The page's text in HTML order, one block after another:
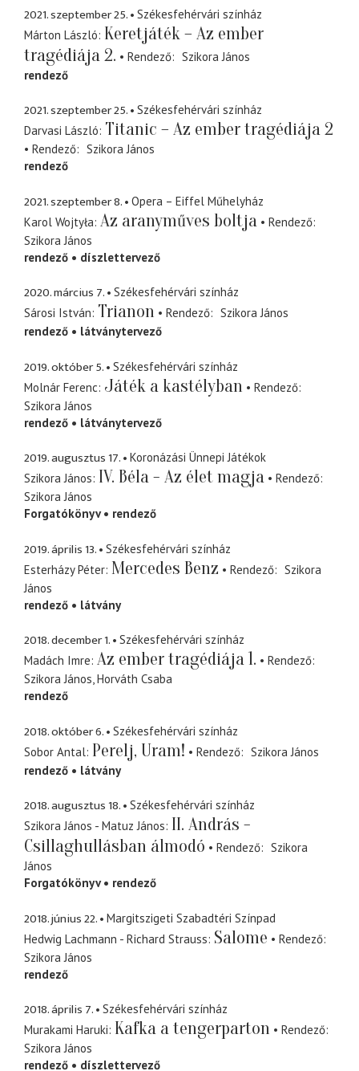
2021. szeptember 25.
Székesfehérvári színház
Márton László Keretjáték – Az ember
tragédiája 2.
Rendező
Szikora János
rendező
2021. szeptember 25.
Székesfehérvári színház
Darvasi László Titanic – Az ember tragédiája 2
Rendező
Szikora János
rendező
2021. szeptember 8.
Opera – Eiffel Műhelyház
Karol Wojtyła Az aranyműves boltja
Rendező
Szikora János
rendező
díszlettervező
2020. március 7.
Székesfehérvári színház
Sárosi István Trianon Rendező
Szikora János
rendező
látványtervező
2019. október 5.
Székesfehérvári színház
Molnár Ferenc Játék a kastélyban
Rendező
Szikora János
rendező
látványtervező
2019. augusztus 17.
Koronázási Ünnepi Játékok
Szikora János IV. Béla - Az élet magja
Rendező
Szikora János
Forgatókönyv
rendező
2019. április 13.
Székesfehérvári színház
Esterházy Péter Mercedes Benz Rendező
Szikora
János
rendező
látvány
2018. december 1.
Székesfehérvári színház
Madách Imre Az ember tragédiája 1.
Rendező
Szikora János Horváth Csaba
rendező
2018. október 6.
Székesfehérvári színház
Sobor Antal Perelj, Uram! Rendező
Szikora János
rendező
látvány
2018. augusztus 18.
Székesfehérvári színház
Szikora János - Matuz János II. András -
Csillaghullásban álmodó
Rendező
Szikora
János
Forgatókönyv
rendező
2018. június 22.
Margitszigeti Szabadtéri Színpad
Hedwig Lachmann - Richard Strauss Salome
Rendező
Szikora János
rendező
2018. április 7.
Székesfehérvári színház
Murakami Haruki Kafka a tengerparton
Rendező
Szikora János
rendező
díszlettervező